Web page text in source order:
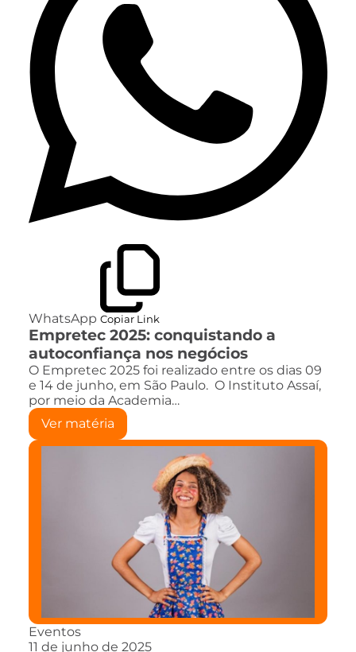
WhatsApp Copiar Link
Empretec 2025: conquistando a
autoconfiança nos negócios
O Empretec 2025 foi realizado entre os dias 09
e 14 de junho, em São Paulo. O Instituto Assaí,
por meio da Academia…
Ver matéria
Eventos
11 de junho de 2025